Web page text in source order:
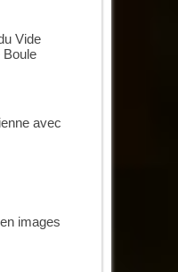
Vide
Boule
avec
images